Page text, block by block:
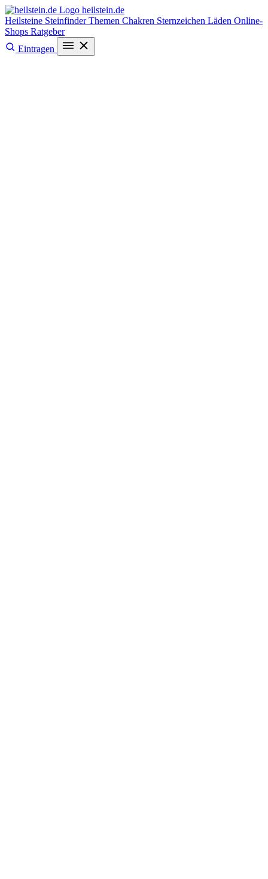
heilstein.de
Heilsteine SteinfinderThemen Chakren Sternzeichen Läden Online-
Shops Ratgeber
Eintragen